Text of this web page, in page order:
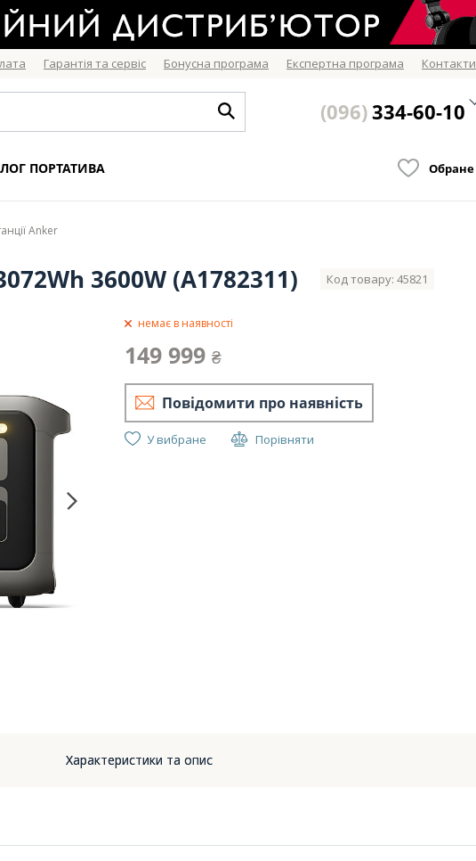
Гарантія та сервіс Бонусна програма Експертна програма Контакти
(096)334-60-10
ПОРТАТИВА Обране
Anker
3600W (A1782311) Код товару: 45821
немає в наявності
149 999 ₴
Повідомити про наявність
У вибране Порівняти
Характеристики та опис